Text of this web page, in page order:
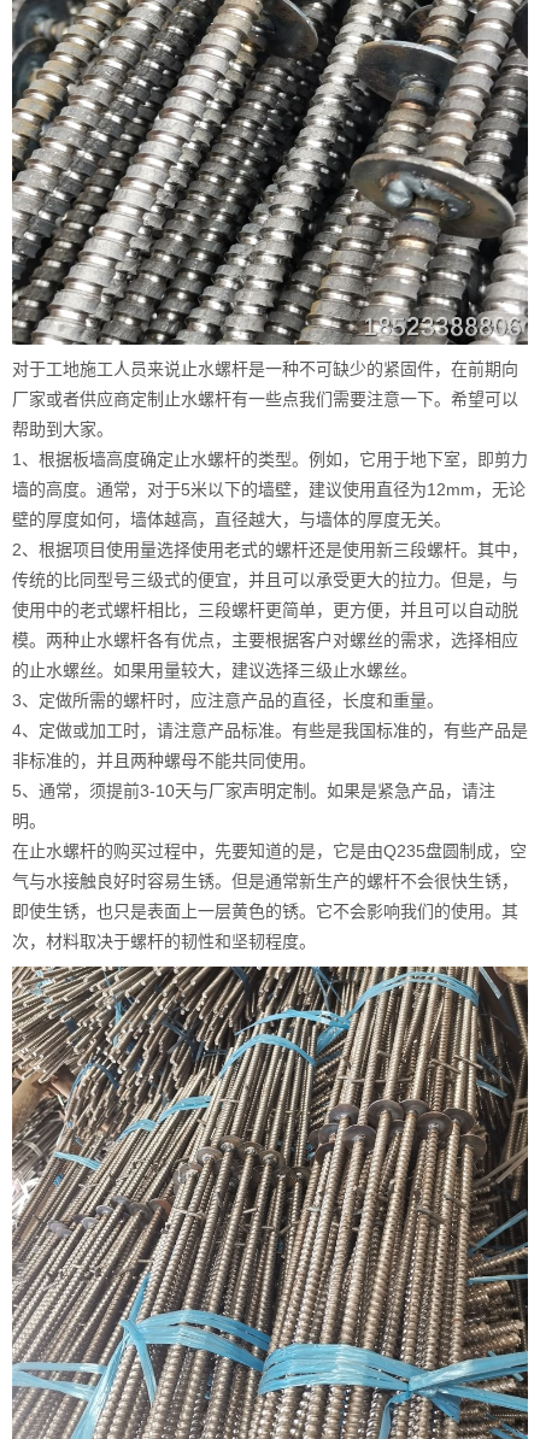
对于工地施工人员来说止水螺杆是一种不可缺少的紧固件，在前期向
厂家或者供应商定制止水螺杆有一些点我们需要注意一下。希望可以
帮助到大家。
1、根据板墙高度确定止水螺杆的类型。例如，它用于地下室，即剪力
墙的高度。通常，对于5米以下的墙壁，建议使用直径为12mm，无论
壁的厚度如何，墙体越高，直径越大，与墙体的厚度无关。
2、根据项目使用量选择使用老式的螺杆还是使用新三段螺杆。其中，
传统的比同型号三级式的便宜，并且可以承受更大的拉力。但是，与
使用中的老式螺杆相比，三段螺杆更简单，更方便，并且可以自动脱
模。两种止水螺杆各有优点，主要根据客户对螺丝的需求，选择相应
的止水螺丝。如果用量较大，建议选择三级止水螺丝。
3、定做所需的螺杆时，应注意产品的直径，长度和重量。
4、定做或加工时，请注意产品标准。有些是我国标准的，有些产品是
非标准的，并且两种螺母不能共同使用。
5、通常，须提前3-10天与厂家声明定制。如果是紧急产品，请注
明。
在止水螺杆的购买过程中，先要知道的是，它是由Q235盘圆制成，空
气与水接触良好时容易生锈。但是通常新生产的螺杆不会很快生锈，
即使生锈，也只是表面上一层黄色的锈。它不会影响我们的使用。其
次，材料取决于螺杆的韧性和坚韧程度。